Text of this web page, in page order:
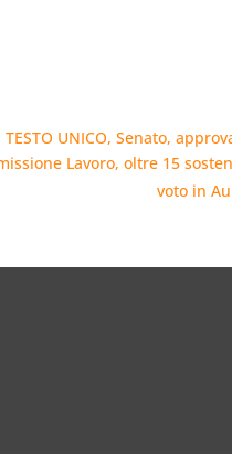
TESTO UNICO, Senato,
Lavoro, oltre 15
voto in